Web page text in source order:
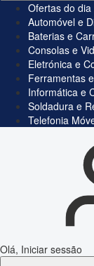
Ofertas do dia
Automóvel e
Baterias e
Consolas e
Eletrónica e
Ferramentas
Informática e
Soldadura e
Telefonia
Olá, Iniciar sessão